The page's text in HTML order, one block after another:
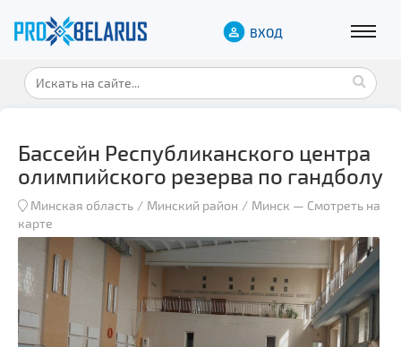
ВХОД
Бассейн Республиканского центра
олимпийского резерва по гандболу
Минская область Минский район Минск — Смотреть на
карте